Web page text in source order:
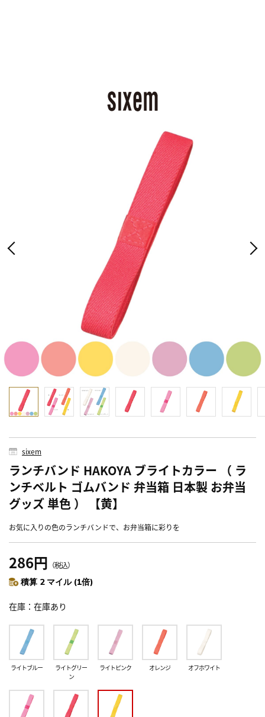
sixem
ランチバンド HAKOYA ブライトカラー （ ラ
ンチベルト ゴムバンド 弁当箱 日本製 お弁当
グッズ 単色 ） 【黄】
お気に入りの色のランチバンドで、お弁当箱に彩りを
286円 （税込）
積算 2 マイル (1倍)
在庫 在庫あり
ライトブルー
ライトグリー
ン
ライトピンク オレンジ オフホワイト